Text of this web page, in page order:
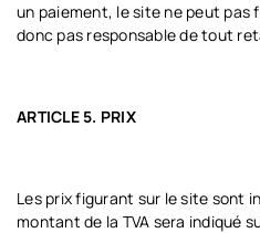
un paiement, le site ne peut pas
donc pas responsable de tout
ARTICLE 5. PRIX
Les prix figurant sur le site sont
montant de la TVA sera indiqué